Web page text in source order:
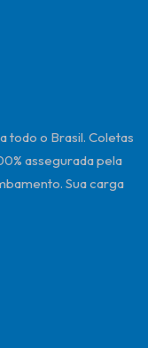
todo o Brasil. Coletas
assegurada pela
Sua carga